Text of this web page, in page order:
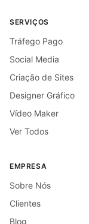
SERVIÇOS
Tráfego Pago
Social Media
Criação de Sites
Designer Gráfico
Vídeo Maker
Ver Todos
EMPRESA
Sobre Nós
Clientes
Blog